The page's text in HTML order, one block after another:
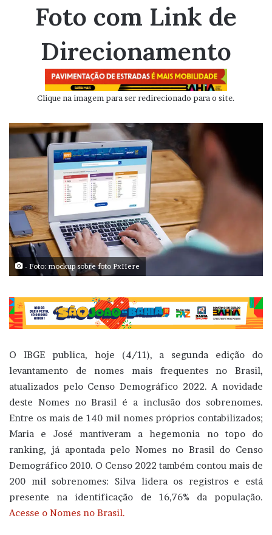
mail
Foto com Link de
Direcionamento
Clique na imagem para ser redirecionado para o site.
- Foto: mockup sobre foto PxHere
O IBGE publica, hoje (4/11), a segunda edição do
levantamento de nomes mais frequentes no Brasil,
atualizados pelo Censo Demográfico 2022. A novidade
deste Nomes no Brasil é a inclusão dos sobrenomes.
Entre os mais de 140 mil nomes próprios contabilizados;
Maria e José mantiveram a hegemonia no topo do
ranking, já apontada pelo Nomes no Brasil do Censo
Demográfico 2010. O Censo 2022 também contou mais de
200 mil sobrenomes: Silva lidera os registros e está
presente na identificação de 16,76% da população.
Acesse o Nomes no Brasil.